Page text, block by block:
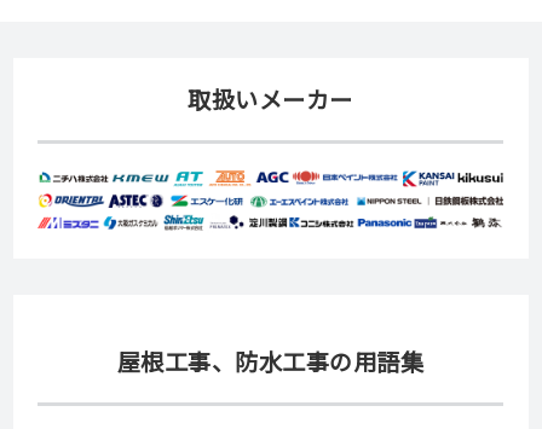
取扱いメーカー
屋根工事、防水工事の用語集